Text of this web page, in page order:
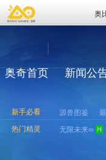
奥
奥奇首页 新闻公
新手必看 源兽图鉴
热门精灵
无限未来∞